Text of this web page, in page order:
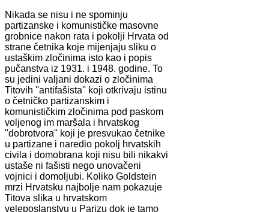
Nikada se nisu i ne spominju
partizanske i komunističke masovne
grobnice nakon rata i pokolji Hrvata od
strane četnika koje mijenjaju sliku o
ustaškim zločinima isto kao i popis
pučanstva iz 1931. i 1948. godine. To
su jedini valjani dokazi o zločinima
Titovih ''antifašista'' koji otkrivaju istinu
o četničko partizanskim i
komunističkim zločinima pod paskom
voljenog im maršala i hrvatskog
''dobrotvora'' koji je presvukao četnike
u partizane i naredio pokolj hrvatskih
civila i domobrana koji nisu bili nikakvi
ustaše ni fašisti nego unovačeni
vojnici i domoljubi. Koliko Goldstein
mrzi Hrvatsku najbolje nam pokazuje
Titova slika u hrvatskom
veleposlanstvu u Parizu dok je tamo